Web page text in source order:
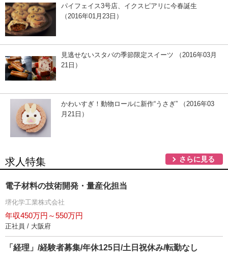
パイフェイス3号店、イクスピアリに今春誕生
（2016年01月23日）
見逃せないスタバの季節限定スイーツ （2016年03月
21日）
かわいすぎ！動物ロールに新作“うさぎ” （2016年03
月21日）
求人特集 さらに見る
電子材料の技術開発・量産化担当
堺化学工業株式会社
年収450万円～550万円
正社員 / 大阪府
「経理」/経験者募集/年休125日/土日祝休み/転勤なし